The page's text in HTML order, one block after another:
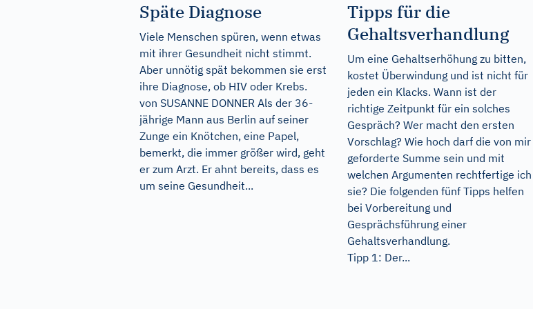
Späte Diagnose
Viele Menschen spüren, wenn etwas
mit ihrer Gesundheit nicht stimmt.
Aber unnötig spät bekommen sie erst
ihre Diagnose, ob HIV oder Krebs.
von SUSANNE DONNER Als der 36-
jährige Mann aus Berlin auf seiner
Zunge ein Knötchen, eine Papel,
bemerkt, die immer größer wird, geht
er zum Arzt. Er ahnt bereits, dass es
um seine Gesundheit...
Tipps für die
Gehaltsverhandlung
Um eine Gehaltserhöhung zu bitten,
kostet Überwindung und ist nicht für
jeden ein Klacks. Wann ist der
richtige Zeitpunkt für ein solches
Gespräch? Wer macht den ersten
Vorschlag? Wie hoch darf die von mir
geforderte Summe sein und mit
welchen Argumenten rechtfertige ich
sie? Die folgenden fünf Tipps helfen
bei Vorbereitung und
Gesprächsführung einer
Gehaltsverhandlung.
Tipp 1: Der...